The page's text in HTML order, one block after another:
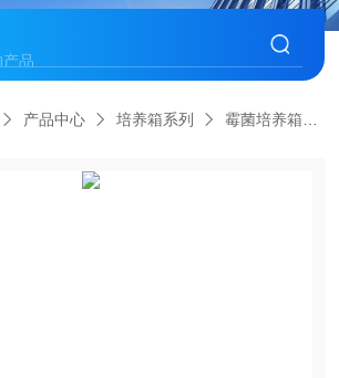
产品中心 培养箱系列 霉菌培养箱